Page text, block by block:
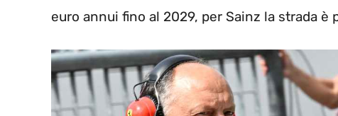
euro annui fino al 2029, per Sainz la strada è